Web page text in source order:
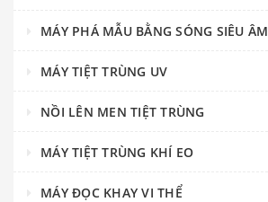
MÁY PHÁ MẪU BẰNG SÓNG SIÊU ÂM
MÁY TIỆT TRÙNG UV
NỒI LÊN MEN TIỆT TRÙNG
MÁY TIỆT TRÙNG KHÍ EO
MÁY ĐỌC KHAY VI THỂ